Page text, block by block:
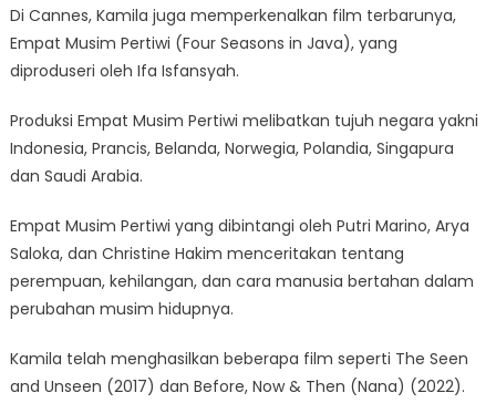
Di Cannes, Kamila juga memperkenalkan film terbarunya,
Empat Musim Pertiwi (Four Seasons in Java), yang
diproduseri oleh Ifa Isfansyah.
Produksi Empat Musim Pertiwi melibatkan tujuh negara yakni
Indonesia, Prancis, Belanda, Norwegia, Polandia, Singapura
dan Saudi Arabia.
Empat Musim Pertiwi yang dibintangi oleh Putri Marino, Arya
Saloka, dan Christine Hakim menceritakan tentang
perempuan, kehilangan, dan cara manusia bertahan dalam
perubahan musim hidupnya.
Kamila telah menghasilkan beberapa film seperti The Seen
and Unseen (2017) dan Before, Now & Then (Nana) (2022).